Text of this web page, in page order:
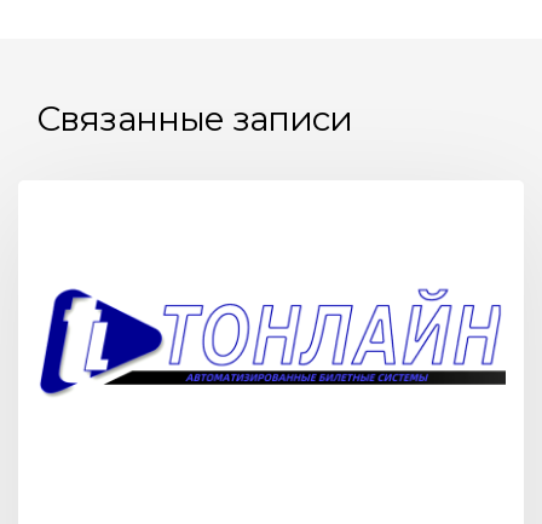
Связанные записи